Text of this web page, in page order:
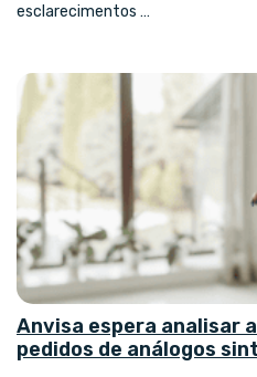
esclarecimentos …
Anvisa espera analisar
pedidos de análogos